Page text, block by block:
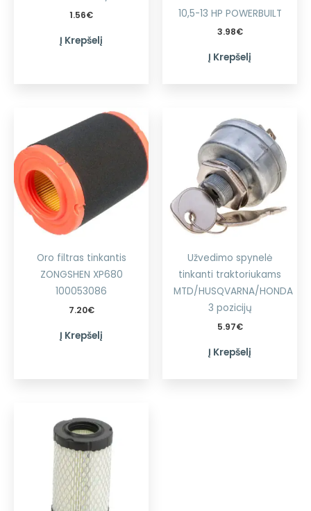
1.56€
Į Krepšelį
10,5-13 HP POWERBUILT
3.98€
Į Krepšelį
Oro filtras tinkantis
ZONGSHEN XP680
100053086
7.20€
Į Krepšelį
Užvedimo spynelė
tinkanti traktoriukams
MTD/HUSQVARNA/HONDA
3 pozicijų
5.97€
Į Krepšelį